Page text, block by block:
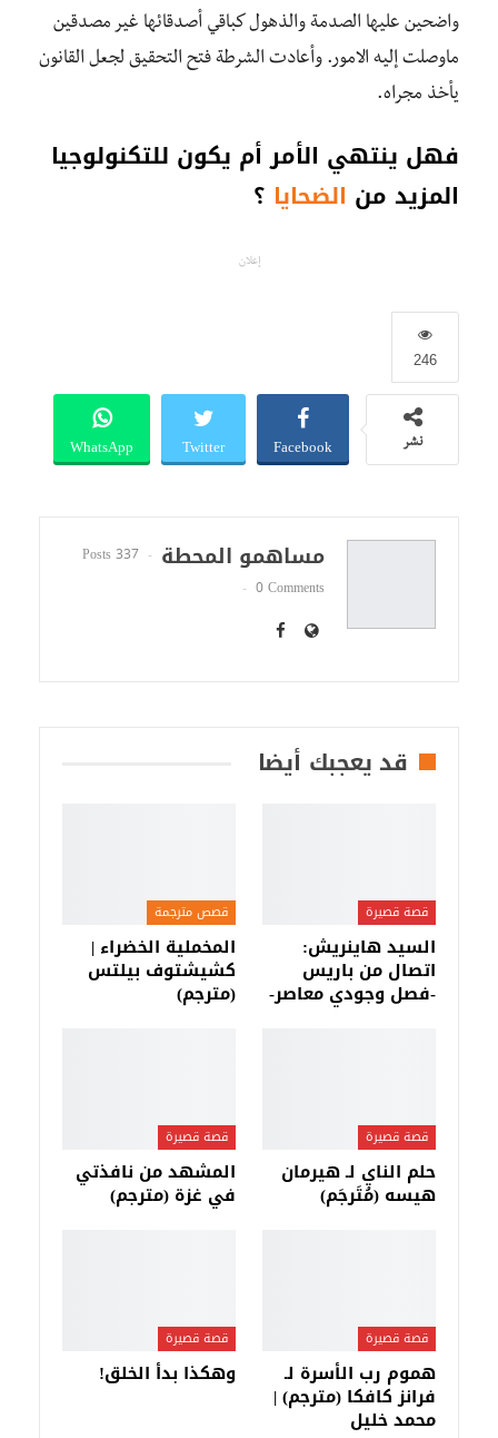
واضحين عليها الصدمة والذهول كباقي أصدقائها غير مصدقين
ماوصلت إليه الامور. وأعادت الشرطة فتح التحقيق لجعل القانون
يأخذ مجراه.
فهل ينتهي الأمر أم يكون للتكنولوجيا
المزيد من الضحايا ؟
إعلان
246
نشر Facebook
Twitter
WhatsApp
مساهمو المحطة
337 Posts
0 Comments
قد يعجبك أيضا
قصة قصيرة
السيد هاينريش:
اتصال من باريس
-فصل وجودي معاصر-
قصص مترجمة
المخملية الخضراء |
كشيشتوف بيلتس
(مترجم)
قصة قصيرة
حلم الناي لـ هيرمان
هيسه (مُتَرجَم)
قصة قصيرة
المشهد من نافذتي
في غزة (مترجم)
قصة قصيرة
هموم رب الأسرة لـ
فرانز كافكا (مترجم) |
محمد خليل
قصة قصيرة
وهكذا بدأ الخلق!